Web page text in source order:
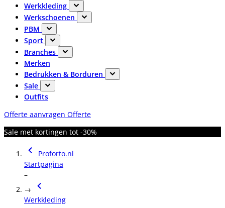
Werkkleding
Werkschoenen
PBM
Sport
Branches
Merken
Bedrukken & Borduren
Sale
Outfits
Offerte aanvragen Offerte
Sale met kortingen tot -30%
Proforto.nl
Startpagina
–
→
Werkkleding